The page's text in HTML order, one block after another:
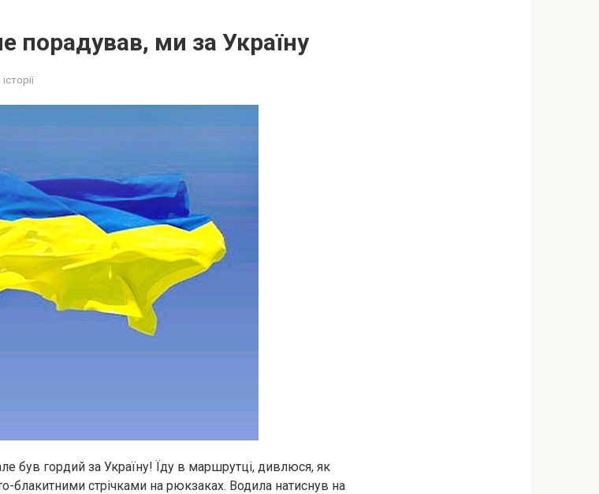
порадував, ми за Україну
був гордий за Україну! Їду в маршрутці, дивлюся, як
блакитними стрічками на рюкзаках. Водила натиснув на